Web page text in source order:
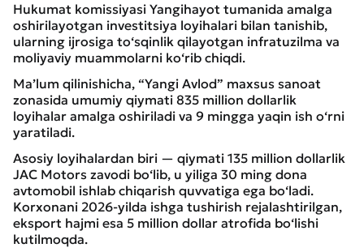
Hukumat komissiyasi Yangihayot tumanida amalga
oshirilayotgan investitsiya loyihalari bilan tanishib,
ularning ijrosiga to‘sqinlik qilayotgan infratuzilma va
moliyaviy muammolarni ko‘rib chiqdi.
Ma’lum qilinishicha, “Yangi Avlod” maxsus sanoat
zonasida umumiy qiymati 835 million dollarlik
loyihalar amalga oshiriladi va 9 mingga yaqin ish o‘rni
yaratiladi.
Asosiy loyihalardan biri — qiymati 135 million dollarlik
JAC Motors zavodi bo‘lib, u yiliga 30 ming dona
avtomobil ishlab chiqarish quvvatiga ega bo‘ladi.
Korxonani 2026-yilda ishga tushirish rejalashtirilgan,
eksport hajmi esa 5 million dollar atrofida bo‘lishi
kutilmoqda.